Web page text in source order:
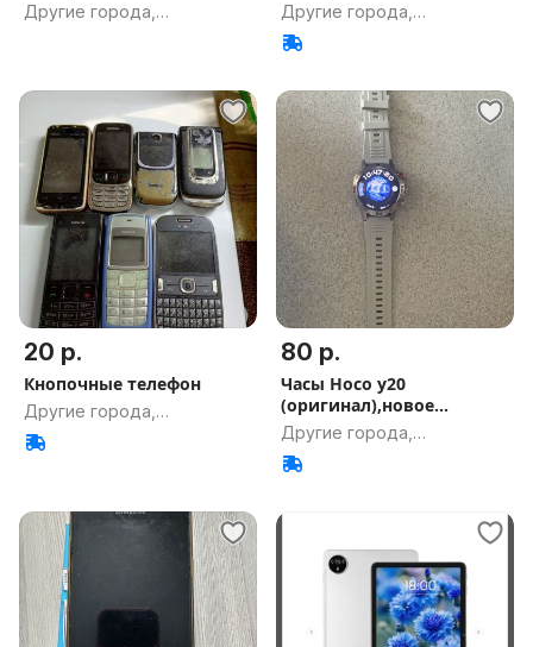
Другие города,
Другие города,
Гомельская обл.
20 р.
Кнопочные телефон
Другие города,
Гомельская обл.
80 р.
Часы Hoco y20
(оригинал),новое
состояние
Другие города,
Гомельская обл.